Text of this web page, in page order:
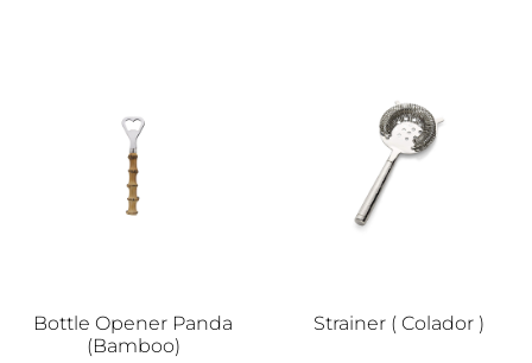
Bottle Opener Panda
(Bamboo)
Strainer ( Colador )